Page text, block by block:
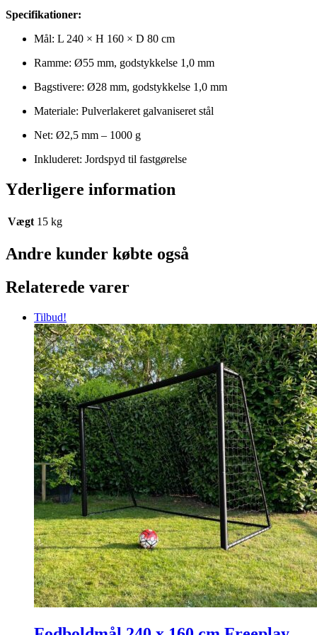
Specifikationer:
Mål: L 240 × H 160 × D 80 cm
Ramme: Ø55 mm, godstykkelse 1,0 mm
Bagstivere: Ø28 mm, godstykkelse 1,0 mm
Materiale: Pulverlakeret galvaniseret stål
Net: Ø2,5 mm – 1000 g
Inkluderet: Jordspyd til fastgørelse
Yderligere information
Vægt 15 kg
Andre kunder købte også
Relaterede varer
Tilbud!